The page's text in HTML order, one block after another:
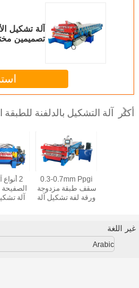
تصميمين
أكثر آلة التشكيل بالدلفنة
2
الصفيحة
آلة
0.3-0.7mm Ppgi
سقف طبقة مزدوجة
ورقة لفة تشكيل آلة
غير اللغة
Arabic